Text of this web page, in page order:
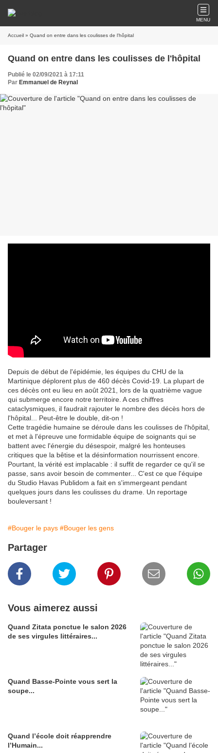
MENU
Accueil » Quand on entre dans les coulisses de l'hôpital
Quand on entre dans les coulisses de l'hôpital
Publié le 02/09/2021 à 17:11
Par Emmanuel de Reynal
Depuis de début de l'épidémie, les équipes du CHU de la
Martinique déplorent plus de 460 décès Covid-19. La plupart de
ces décès ont eu lieu en août 2021, lors de la quatrième vague
qui submerge encore notre territoire. A ces chiffres
cataclysmiques, il faudrait rajouter le nombre des décès hors de
l'hôpital... Peut-être le double, dit-on !
Cette tragédie humaine se déroule dans les coulisses de l'hôpital,
et met à l'épreuve une formidable équipe de soignants qui se
battent avec l'énergie du désespoir, malgré les honteuses
critiques que la bêtise et la désinformation nourrissent encore.
Pourtant, la vérité est implacable : il suffit de regarder ce qu'il se
passe, sans avoir besoin de commenter... C'est ce que l'équipe
du Studio Havas Publidom a fait en s'immergeant pendant
quelques jours dans les coulisses du drame. Un reportage
bouleversant !
#Bouger le pays #Bouger les gens
Partager
Vous aimerez aussi
Quand Zitata ponctue le salon 2026
de ses virgules littéraires...
Quand Basse-Pointe vous sert la
soupe...
Quand l’école doit réapprendre
l’Humain...